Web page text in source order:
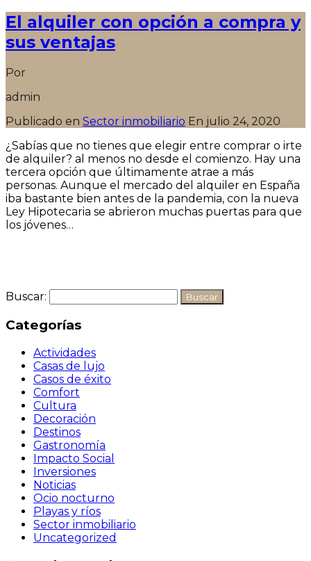
El alquiler con opción a compra y
sus ventajas
Por
admin
Publicado en Sector inmobiliario En julio 24, 2020
¿Sabías que no tienes que elegir entre comprar o irte
de alquiler? al menos no desde el comienzo. Hay una
tercera opción que últimamente atrae a más
personas. Aunque el mercado del alquiler en España
iba bastante bien antes de la pandemia, con la nueva
Ley Hipotecaria se abrieron muchas puertas para que
los jóvenes…
Buscar:
Categorías
Actividades
Casas de lujo
Casos de éxito
Comfort
Cultura
Decoración
Destinos
Gastronomía
Impacto Social
Inversiones
Noticias
Ocio nocturno
Playas y ríos
Sector inmobiliario
Uncategorized